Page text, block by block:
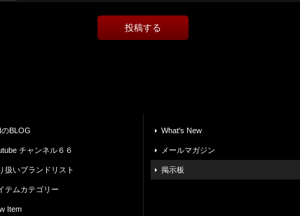
BLOG
チャンネル６６
扱いブランドリスト
テムカテゴリー
Item
What's New
メールマガジン
掲示板